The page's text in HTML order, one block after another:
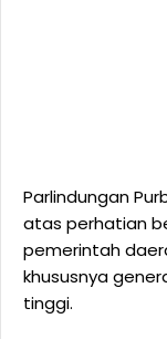
Parlindungan
atas perhatian
pemerintah
khususnya
tinggi.